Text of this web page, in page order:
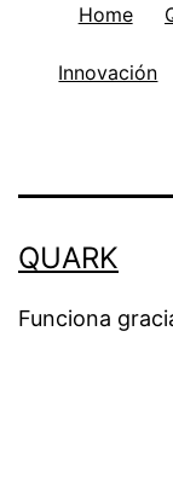
Home
Innovación
QUARK
Funciona